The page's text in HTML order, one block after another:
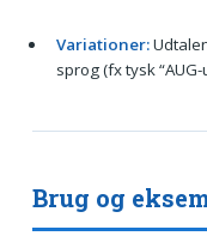
Variationer:
sprog (fx tysk
Brug og